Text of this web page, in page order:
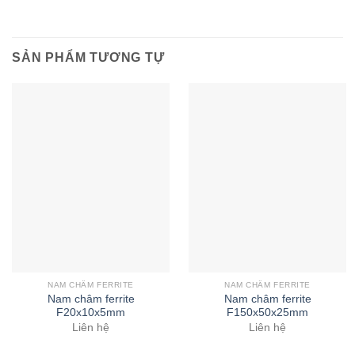
SẢN PHẨM TƯƠNG TỰ
NAM CHÂM FERRITE
Nam châm ferrite
F20x10x5mm
Liên hệ
NAM CHÂM FERRITE
Nam châm ferrite
F150x50x25mm
Liên hệ